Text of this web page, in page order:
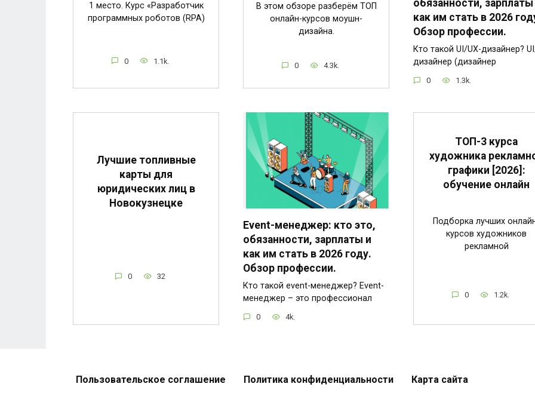
1 место. Курс «Разработчик
программных роботов (RPA)
0 1.1k.
В этом обзоре разберём ТОП
онлайн-курсов моушн-
дизайна.
0 4.3k.
обязанности, зарплаты
как им стать в 2026
Обзор профессии.
Кто такой UI/UX-дизайнер?
дизайнер (дизайнер
0 1.3k.
Лучшие топливные
карты для
юридических лиц в
Новокузнецке
0 32
Event-менеджер: кто это,
обязанности, зарплаты и
как им стать в 2026 году.
Обзор профессии.
Кто такой event-менеджер? Event-
менеджер – это профессионал
0 4k.
ТОП-3 курса
художника
графики [2026]:
обучение онлайн
Подборка лучших
курсов художников
рекламной
0 1.2k.
Пользовательское соглашение Политика конфиденциальности Карта сайта